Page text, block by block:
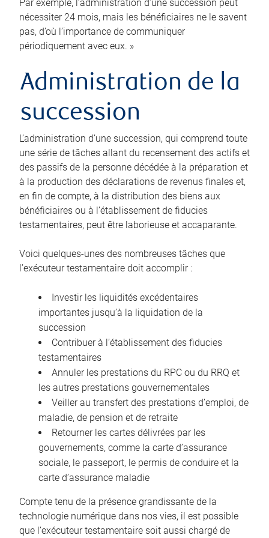
Par exemple, l’administration d’une succession peut
nécessiter 24 mois, mais les bénéficiaires ne le savent
pas, d’où l’importance de communiquer
périodiquement avec eux. »
Administration de la
succession
L’administration d’une succession, qui comprend toute
une série de tâches allant du recensement des actifs et
des passifs de la personne décédée à la préparation et
à la production des déclarations de revenus finales et,
en fin de compte, à la distribution des biens aux
bénéficiaires ou à l’établissement de fiducies
testamentaires, peut être laborieuse et accaparante.
Voici quelques-unes des nombreuses tâches que
l’exécuteur testamentaire doit accomplir :
Investir les liquidités excédentaires
importantes jusqu’à la liquidation de la
succession
Contribuer à l’établissement des fiducies
testamentaires
Annuler les prestations du RPC ou du RRQ et
les autres prestations gouvernementales
Veiller au transfert des prestations d’emploi, de
maladie, de pension et de retraite
Retourner les cartes délivrées par les
gouvernements, comme la carte d’assurance
sociale, le passeport, le permis de conduire et la
carte d’assurance maladie
Compte tenu de la présence grandissante de la
technologie numérique dans nos vies, il est possible
que l’exécuteur testamentaire soit aussi chargé de